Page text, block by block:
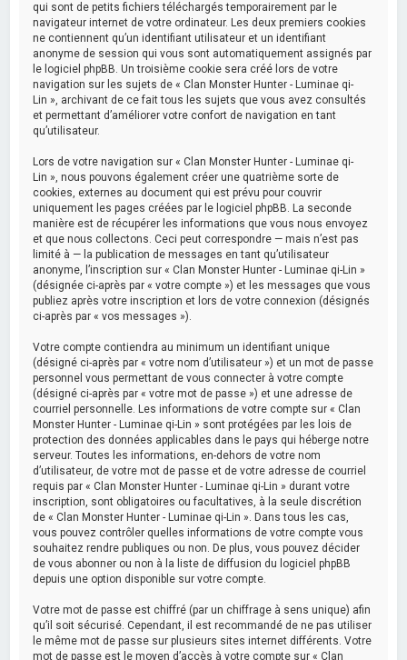
qui sont de petits fichiers téléchargés temporairement par le
navigateur internet de votre ordinateur. Les deux premiers cookies
ne contiennent qu’un identifiant utilisateur et un identifiant
anonyme de session qui vous sont automatiquement assignés par
le logiciel phpBB. Un troisième cookie sera créé lors de votre
navigation sur les sujets de « Clan Monster Hunter - Luminae qi-
Lin », archivant de ce fait tous les sujets que vous avez consultés
et permettant d’améliorer votre confort de navigation en tant
qu’utilisateur.
Lors de votre navigation sur « Clan Monster Hunter - Luminae qi-
Lin », nous pouvons également créer une quatrième sorte de
cookies, externes au document qui est prévu pour couvrir
uniquement les pages créées par le logiciel phpBB. La seconde
manière est de récupérer les informations que vous nous envoyez
et que nous collectons. Ceci peut correspondre — mais n’est pas
limité à — la publication de messages en tant qu’utilisateur
anonyme, l’inscription sur « Clan Monster Hunter - Luminae qi-Lin »
(désignée ci-après par « votre compte ») et les messages que vous
publiez après votre inscription et lors de votre connexion (désignés
ci-après par « vos messages »).
Votre compte contiendra au minimum un identifiant unique
(désigné ci-après par « votre nom d’utilisateur ») et un mot de passe
personnel vous permettant de vous connecter à votre compte
(désigné ci-après par « votre mot de passe ») et une adresse de
courriel personnelle. Les informations de votre compte sur « Clan
Monster Hunter - Luminae qi-Lin » sont protégées par les lois de
protection des données applicables dans le pays qui héberge notre
serveur. Toutes les informations, en-dehors de votre nom
d’utilisateur, de votre mot de passe et de votre adresse de courriel
requis par « Clan Monster Hunter - Luminae qi-Lin » durant votre
inscription, sont obligatoires ou facultatives, à la seule discrétion
de « Clan Monster Hunter - Luminae qi-Lin ». Dans tous les cas,
vous pouvez contrôler quelles informations de votre compte vous
souhaitez rendre publiques ou non. De plus, vous pouvez décider
de vous abonner ou non à la liste de diffusion du logiciel phpBB
depuis une option disponible sur votre compte.
Votre mot de passe est chiffré (par un chiffrage à sens unique) afin
qu’il soit sécurisé. Cependant, il est recommandé de ne pas utiliser
le même mot de passe sur plusieurs sites internet différents. Votre
mot de passe est le moyen d’accès à votre compte sur « Clan